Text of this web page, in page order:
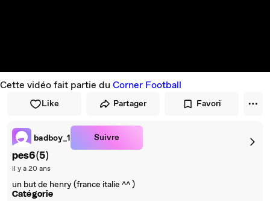
Cette vidéo fait partie du Corner Football
Like Partager Favori
badboy_1 Suivre
pes6(5)
il y a 20 ans
un but de henry (france italie ^^ )
Catégorie